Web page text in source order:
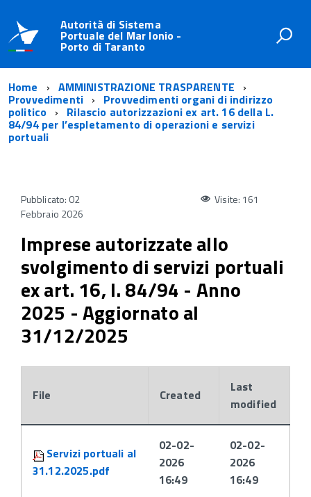
Autorità di Sistema
Portuale del Mar Ionio -
Porto di Taranto
Home AMMINISTRAZIONE TRASPARENTE
Provvedimenti Provvedimenti organi di indirizzo
politico Rilascio autorizzazioni ex art. 16 della L.
84/94 per l’espletamento di operazioni e servizi
portuali
Pubblicato: 02
Febbraio 2026
Visite: 161
Imprese autorizzate allo
svolgimento di servizi portuali
ex art. 16, l. 84/94 - Anno
2025 - Aggiornato al
31/12/2025
File Created
Last
modified
Servizi portuali al
31.12.2025.pdf
02-02-
2026
16:49
02-02-
2026
16:49